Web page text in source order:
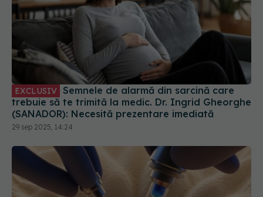
EXCLUSIV
trebuie să te trimită la medic. Dr. Ingrid Gheorghe
(SANADOR): Necesită prezentare imediată
29 sep 2025, 14:24